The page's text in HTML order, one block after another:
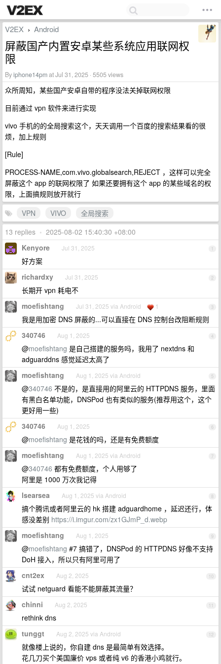
V2EX › Android
屏蔽国产内置安卓某些系统应用联网权
限
Byiphone14pmat Jul 31, 2025 · 5505 views
众所周知，某些国产安卓自带的程序没法关掉联网权限
目前通过 vpn 软件来进行实现
vivo 手机的的全局搜索这个，天天调用一个百度的搜索结果看的很
烦，加上规则
[Rule]
PROCESS-NAME,com.vivo.globalsearch,REJECT ，这样可以完全
屏蔽这个 app 的联网权限了 如果还要拥有这个 app 的某些域名的权
限，上面搞规则放开就行
VPN
VIVO
全局搜索
13 replies • 2025-08-02 15:40:30 +08:00
1
Kenyore Jul 31, 2025
好方案
2
richardxy Jul 31, 2025
长期开 vpn 耗电不
3
moefishtang Jul 31, 2025 via Android 1
我是用加密 DNS 屏蔽的...可以直接在 DNS 控制台改阻断规则
4
340746 Aug 1, 2025
@moefishtang 是自己搭建的服务吗，我用了 nextdns 和
adguarddns 感觉延迟太高了
5
moefishtang Aug 1, 2025 via Android
@340746 不是的，是直接用的阿里云的 HTTPDNS 服务，里面
有黑白名单功能，DNSPod 也有类似的服务(推荐用这个，这个
更好用一些)
6
340746 Aug 1, 2025
@moefishtang 是花钱的吗，还是有免费额度
7
moefishtang Aug 1, 2025 via Android
@340746 都有免费额度，个人用够了
阿里是 1000 万次我记得
8
lsearsea Aug 1, 2025 via Android
搞个腾讯或者阿里云的 hk 搭建 adguardhome ，延迟还行，体
感没差别 https://i.imgur.com/zx1GJmP_d.webp
9
moefishtang Aug 1, 2025
@moefishtang #7 搞错了，DNSPod 的 HTTPDNS 好像不支持
DoH 接入，所以只有阿里可用了
10
cnt2ex Aug 2, 2025
试试 netguard 看能不能屏蔽其流量？
11
chinni Aug 2, 2025
rethink dns
12
tunggt Aug 2, 2025 via Android
就像楼上说的，你自建 dns 是最简单有效选择。
花几刀买个美国廉价 vps 或者纯 v6 的香港小鸡就行。